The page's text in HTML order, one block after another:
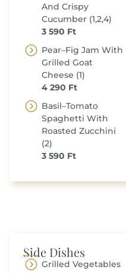
And Crispy
Cucumber (1,2,4)
3 590 Ft
Pear–Fig Jam With
Grilled Goat
Cheese (1)
4 290 Ft
Basil–Tomato
Spaghetti With
Roasted Zucchini
(2)
3 590 Ft
Side Dishes
Grilled Vegetables